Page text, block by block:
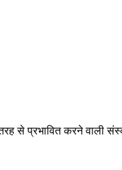
प्रभावित करने वाली